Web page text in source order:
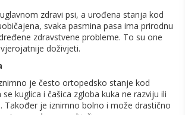
zdravi psi, a urođena stanja kod
svaka pasmina pasa ima prirodnu
zdravstvene probleme. To su one
doživjeti.
je često ortopedsko stanje kod
kuglica i čašica zgloba kuka ne razviju ili
Također je iznimno bolno i može drastično